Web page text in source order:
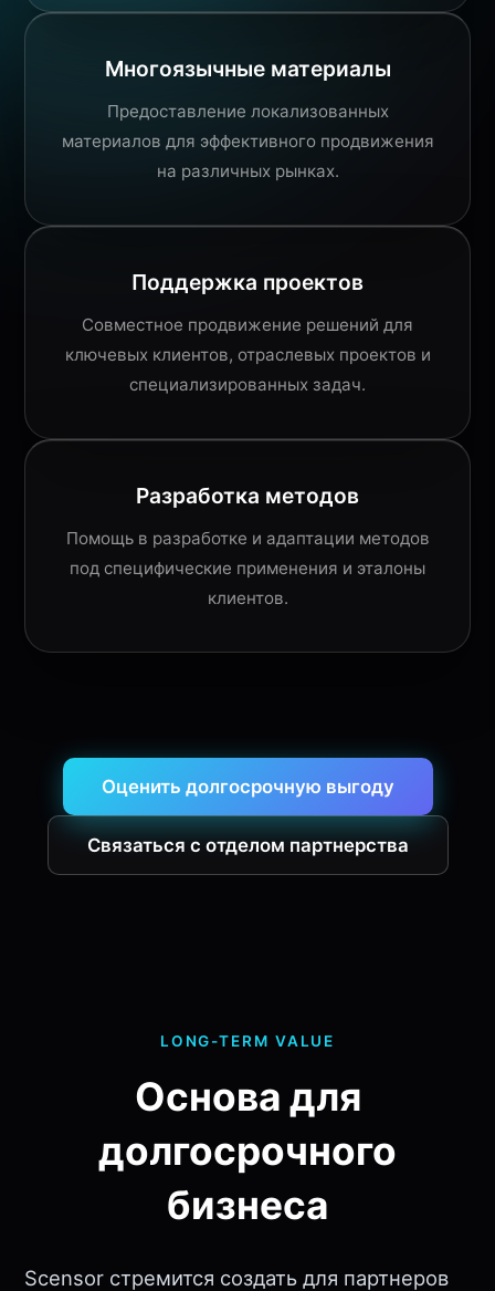
Многоязычные материалы
Предоставление локализованных
материалов для эффективного продвижения
на различных рынках.
Поддержка проектов
Совместное продвижение решений для
ключевых клиентов, отраслевых проектов и
специализированных задач.
Разработка методов
Помощь в разработке и адаптации методов
под специфические применения и эталоны
клиентов.
Оценить долгосрочную выгоду
Связаться с отделом партнерства
LONG-TERM VALUE
Основа для
долгосрочного
бизнеса
Scensor стремится создать для партнеров